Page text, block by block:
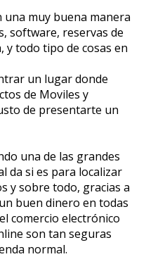
muy buena manera
software, reservas de
y todo tipo de cosas en
un lugar donde
de Moviles y
de presentarte un
una de las grandes
da si es para localizar
y sobre todo, gracias a
buen dinero en todas
comercio electrónico
son tan seguras
normal.